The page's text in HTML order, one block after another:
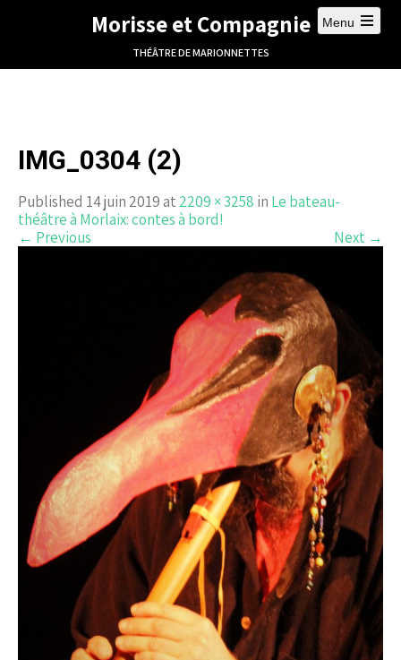
Morisse et Compagnie
THÉÂTRE DE MARIONNETTES
Menu
IMG_0304 (2)
Published 14 juin 2019 at 2209 × 3258 in Le bateau-
théâtre à Morlaix: contes à bord!
← Previous Next →